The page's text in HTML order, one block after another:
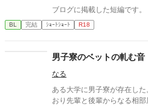
ブログに掲載した短編です。
BL 完結 ｼｮｰﾄｼｮｰﾄ R18
男子寮のベットの軋む音
なる
ある大学に男子寮が存在し
おり先輩と後輩からなる相